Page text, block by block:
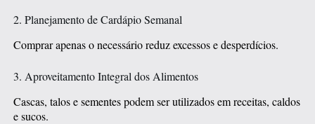
2. Planejamento de Cardápio Semanal
Comprar apenas o necessário reduz excessos e desperdícios.
3. Aproveitamento Integral dos Alimentos
Cascas, talos e sementes podem ser utilizados em receitas, caldos
e sucos.